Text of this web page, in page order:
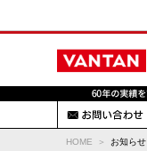
HOME お知らせ